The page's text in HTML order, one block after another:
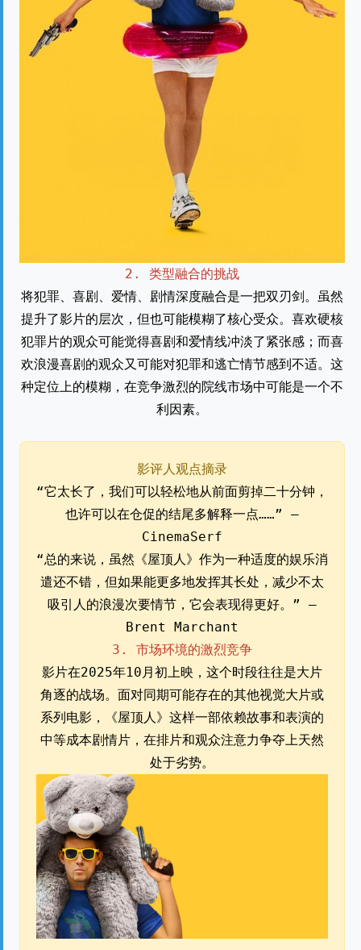
2. 类型融合的挑战
将犯罪、喜剧、爱情、剧情深度融合是一把双刃剑。虽然
提升了影片的层次，但也可能模糊了核心受众。喜欢硬核
犯罪片的观众可能觉得喜剧和爱情线冲淡了紧张感；而喜
欢浪漫喜剧的观众又可能对犯罪和逃亡情节感到不适。这
种定位上的模糊，在竞争激烈的院线市场中可能是一个不
利因素。
影评人观点摘录
“它太长了，我们可以轻松地从前面剪掉二十分钟，
也许可以在仓促的结尾多解释一点……” –
CinemaSerf
“总的来说，虽然《屋顶人》作为一种适度的娱乐消
遣还不错，但如果能更多地发挥其长处，减少不太
吸引人的浪漫次要情节，它会表现得更好。” –
Brent Marchant
3. 市场环境的激烈竞争
影片在2025年10月初上映，这个时段往往是大片
角逐的战场。面对同期可能存在的其他视觉大片或
系列电影，《屋顶人》这样一部依赖故事和表演的
中等成本剧情片，在排片和观众注意力争夺上天然
处于劣势。